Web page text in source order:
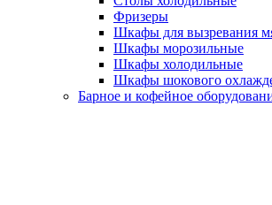
Фризеры
Шкафы для вызревания
Шкафы морозильные
Шкафы холодильные
Шкафы шокового
Барное и кофейное